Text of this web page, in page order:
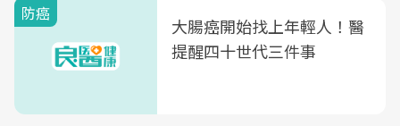
防癌
大腸癌開始找上年輕人！醫
提醒四十世代三件事